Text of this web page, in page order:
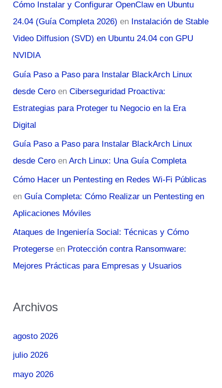
Cómo Instalar y Configurar OpenClaw en Ubuntu
24.04 (Guía Completa 2026) en Instalación de Stable
Video Diffusion (SVD) en Ubuntu 24.04 con GPU
NVIDIA
Guía Paso a Paso para Instalar BlackArch Linux
desde Cero enCiberseguridad Proactiva:
Estrategias para Proteger tu Negocio en la Era
Digital
Guía Paso a Paso para Instalar BlackArch Linux
desde Cero enArch Linux: Una Guía Completa
Cómo Hacer un Pentesting en Redes Wi-Fi Públicas
enGuía Completa: Cómo Realizar un Pentesting en
Aplicaciones Móviles
Ataques de Ingeniería Social: Técnicas y Cómo
Protegerse en Protección contra Ransomware:
Mejores Prácticas para Empresas y Usuarios
Archivos
agosto 2026
julio 2026
mayo 2026